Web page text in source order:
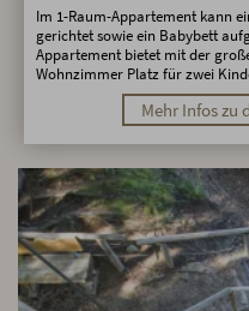
Im 1-Raum-Appartement kann
gerichtet sowie ein Babybett
Appartement bietet mit der
Wohnzimmer Platz für zwei
Mehr Infos zu